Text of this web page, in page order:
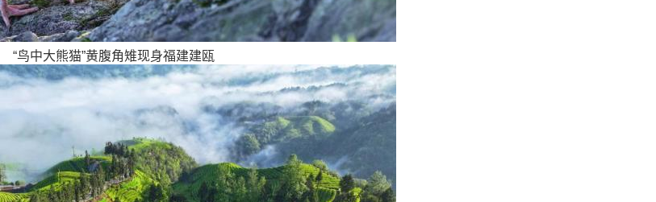
“鸟中大熊猫”黄腹角雉现身福建建瓯